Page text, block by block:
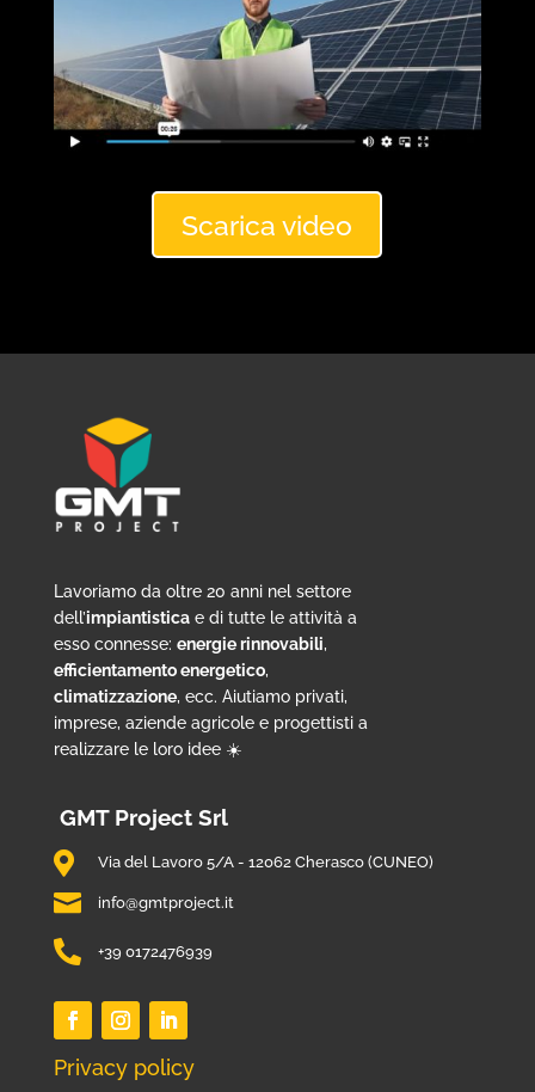
Scarica video
Lavoriamo da oltre 20 anni nel settore
dell’impiantisticae di tutte le attività a
esso connesse: energie rinnovabili,
efficientamento energetico,
climatizzazione, ecc. Aiutiamo privati,
imprese, aziende agricole e progettisti a
realizzare le loro idee ☀️
GMT Project Srl
 Via del Lavoro 5/A - 12062 Cherasco (CUNEO)
 info@gmtproject.it
 +39 0172476939
Privacy policy